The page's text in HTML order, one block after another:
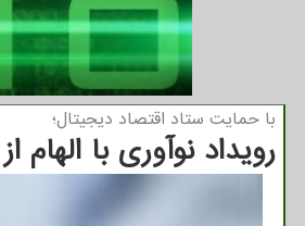
با حمایت ستاد اقتصاد دیجیتال؛
رویداد نوآوری با